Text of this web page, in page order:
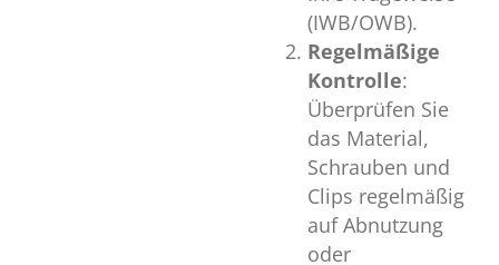
(IWB/OWB).
Regelmäßige
Kontrolle:
Überprüfen Sie
das Material,
Schrauben und
Clips regelmäßig
auf Abnutzung
oder